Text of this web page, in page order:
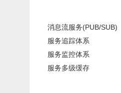
消息流服务(PUB/SUB)
服务追踪体系
服务监控体系
服务多级缓存